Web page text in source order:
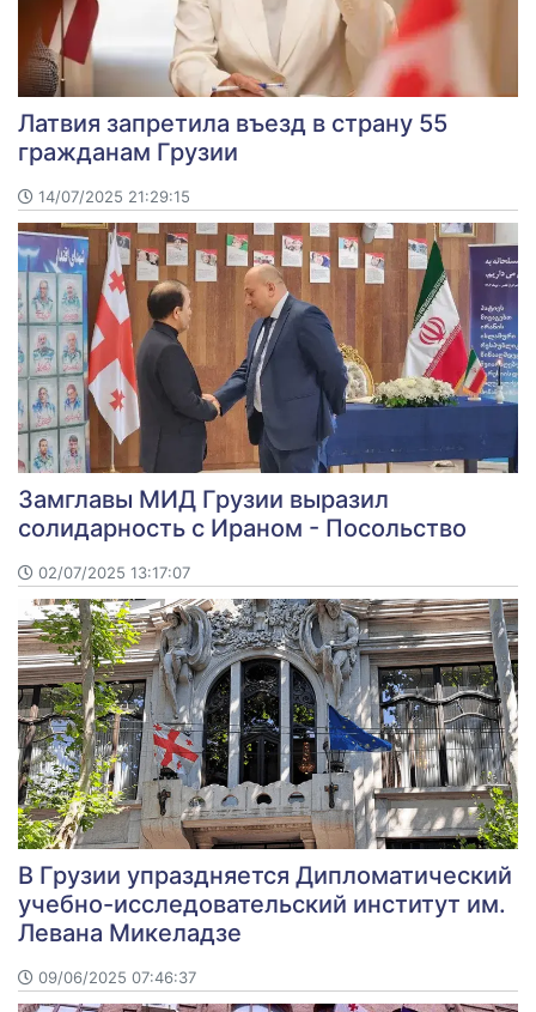
Латвия запретила въезд в страну 55
гражданам Грузии
14/07/2025 21:29:15
Замглавы МИД Грузии выразил
солидарность с Ираном - Посольство
02/07/2025 13:17:07
В Грузии упраздняется Дипломатический
учебно-исследовательский институт им.
Левана Микеладзе
09/06/2025 07:46:37